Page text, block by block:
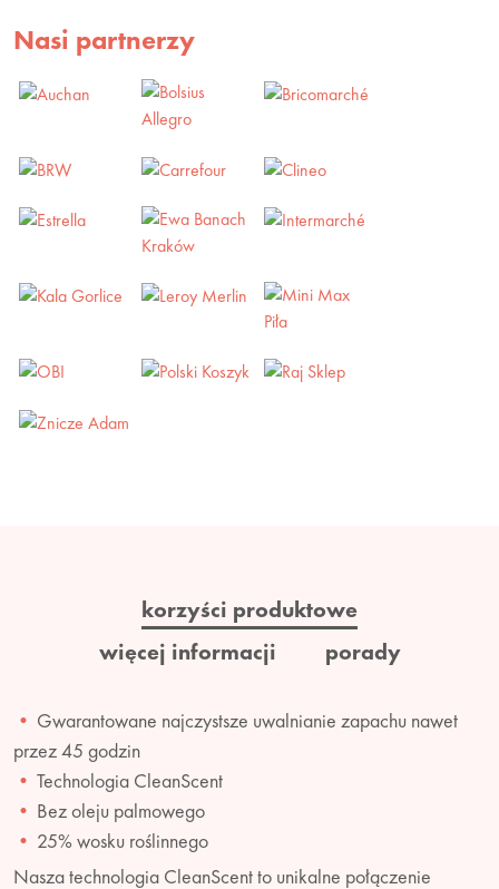
Nasi partnerzy
korzyści produktowe
więcej informacji
porady
Gwarantowane najczystsze uwalnianie zapachu nawet
przez 45 godzin
Technologia CleanScent
Bez oleju palmowego
25% wosku roślinnego
Nasza technologia CleanScent to unikalne połączenie